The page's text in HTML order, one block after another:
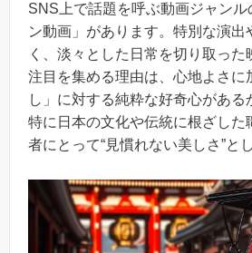
SNS上で話題を呼ぶ動画ジャンル
ン動画」があります。特別な演出
く、淡々とした日常を切り取っ
注目を集める理由は、心地よさに
し」に対する純粋な好奇心がある
特に日本の文化や伝統に根ざした
者にとって“見慣れない美しさ”と